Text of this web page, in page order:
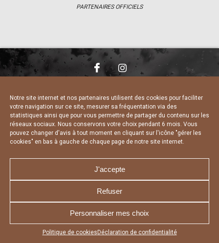
Notre site internet et nos partenaires utilisent des cookies pour faciliter
votre navigation sur ce site, mesurer sa fréquentation via des
statistiques ainsi que pour vous permettre de partager du contenu sur les
réseaux sociaux. Nous conservons votre choix pendant 6 mois. Vous
pouvez changer d'avis à tout moment en cliquant sur l'icône "gérer les
cookies" en bas à gauche de chaque page de notre site internet.
J'accepte
Refuser
Personnaliser mes choix
Politique de cookies Déclaration de confidentialité
Appuyez sur le bouton partager en bas de votre
PARTENAIRES OFFICIELS
CHARTE DE CONFIDENTIALITÉ
DÉCLARATION DE CONFIDENTIALITÉ
POLITIQUE D’UTILISATION DES COOKIES
RÉALISÉ PAR L’AGENCE WEB A3 WEB